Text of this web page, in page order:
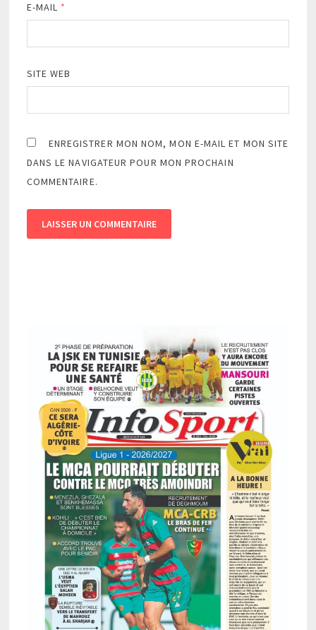
E-MAIL *
SITE WEB
ENREGISTRER MON NOM, MON E-MAIL ET MON SITE
DANS LE NAVIGATEUR POUR MON PROCHAIN
COMMENTAIRE.